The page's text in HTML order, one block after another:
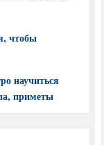
чтобы
научиться
приметы